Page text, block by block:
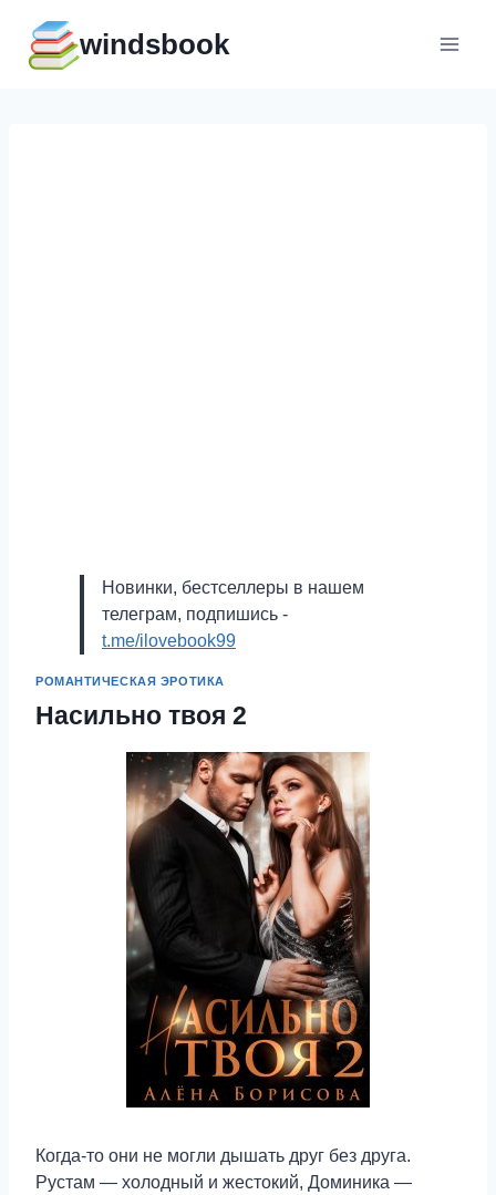
содержимому
windsbook
Новинки, бестселлеры в нашем
телеграм, подпишись -
t.me/ilovebook99
РОМАНТИЧЕСКАЯ ЭРОТИКА
Насильно твоя 2
Когда-то они не могли дышать друг без друга.
Рустам — холодный и жестокий, Доминика —